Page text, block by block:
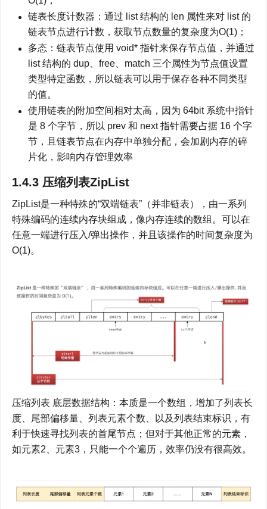
链表长度计数器：通过 list 结构的 len 属性来对 list 的
链表节点进行计数，获取节点数量的复杂度为O(1)；
多态：链表节点使用 void* 指针来保存节点值，并通过
list 结构的 dup、free、match 三个属性为节点值设置
类型特定函数，所以链表可以用于保存各种不同类型
的值。
使用链表的附加空间相对太高，因为 64bit 系统中指针
是 8 个字节，所以 prev 和 next 指针需要占据 16 个字
节，且链表节点在内存中单独分配，会加剧内存的碎
片化，影响内存管理效率
1.4.3 压缩列表ZipList
ZipList是一种特殊的“双端链表”（并非链表），由一系列
特殊编码的连续内存块组成，像内存连续的数组。可以在
任意一端进行压入/弹出操作，并且该操作的时间复杂度为
O(1)。
压缩列表 底层数据结构：本质是一个数组，增加了列表长
度、尾部偏移量、列表元素个数、以及列表结束标识，有
利于快速寻找列表的首尾节点；但对于其他正常的元素，
如元素2、元素3，只能一个个遍历，效率仍没有很高效。